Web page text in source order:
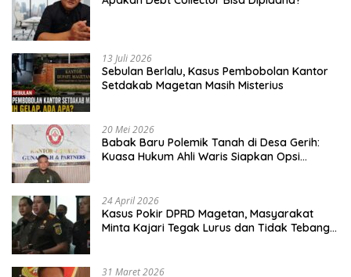
13 Juli 2026
Sebulan Berlalu, Kasus Pembobolan Kantor
Setdakab Magetan Masih Misterius
20 Mei 2026
Babak Baru Polemik Tanah di Desa Gerih:
Kuasa Hukum Ahli Waris Siapkan Opsi
24 April 2026
Kasus Pokir DPRD Magetan, Masyarakat
Minta Kajari Tegak Lurus dan Tidak Tebang
31 Maret 2026